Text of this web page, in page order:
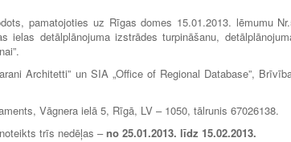
pamatojoties uz Rīgas domes 15.01.2013. lēmumu
detālplānojuma izstrādes turpināšanu,
Architetti” un SIA „Office of Regional Database”,
Vāgnera ielā 5, Rīgā, LV – 1050, tālrunis 67026138.
trīs nedēļas –no 25.01.2013. līdz 15.02.2013.